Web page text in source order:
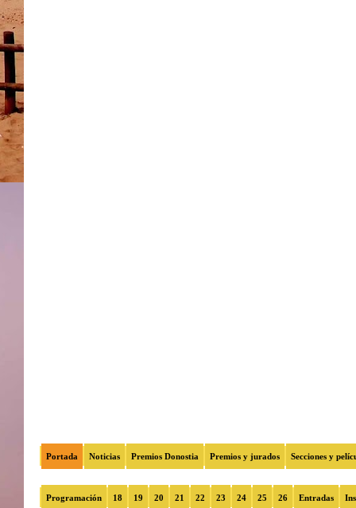
Portada Noticias Premios Donostia Premios y jurados Secciones y
Programación 18 19 20 21 22 23 24 25 26 Entradas